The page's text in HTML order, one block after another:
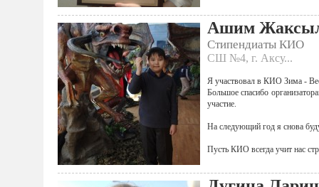
Ашим
Стипендиаты КИО
СШ №4, г. Аксу...
Я участвовал в КИО Зима -
Большое спасибо
участие.
На следующий год я снова
Пусть КИО всегда учит нас